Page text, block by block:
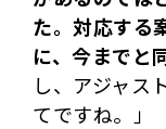
た。対応する
に、今までと
し、アジャス
てですね。」